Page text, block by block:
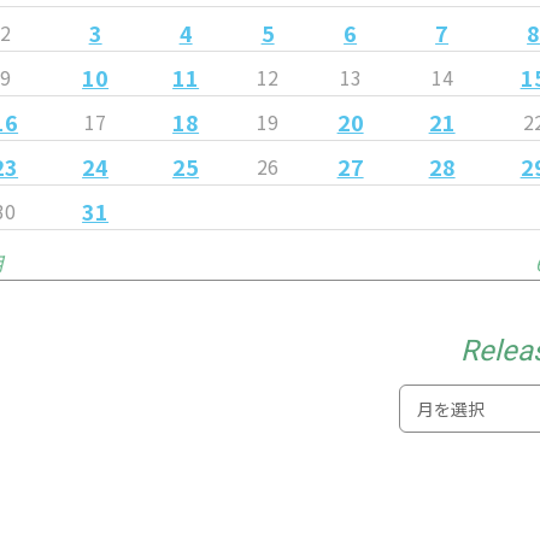
2 3 4 5 6 7 8
9 10 11 12 13 14
17 18 19 20 21
24 25 26 27 28
31